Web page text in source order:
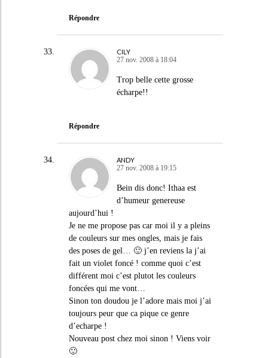
Répondre
CILY
27 nov. 2008 à 18:04
Trop belle cette grosse
écharpe!!
Répondre
ANDY
27 nov. 2008 à 19:15
Bein dis donc! Ithaa est
d’humeur genereuse
aujourd’hui !
Je ne me propose pas car moi il y a pleins
de couleurs sur mes ongles, mais je fais
des poses de gel… 🙂 j’en reviens la j’ai
fait un violet foncé ! comme quoi c’est
différent moi c’est plutot les couleurs
foncées qui me vont…
Sinon ton doudou je l’adore mais moi j’ai
toujours peur que ca pique ce genre
d’echarpe !
Nouveau post chez moi sinon ! Viens voir
🙂